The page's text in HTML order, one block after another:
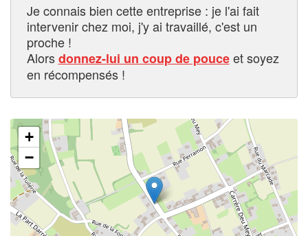
Je connais bien cette entreprise : je l'ai fait
intervenir chez moi, j'y ai travaillé, c'est un
proche !
Alorsdonnez-lui un coup de pouceet soyez
en récompensés !
+
−